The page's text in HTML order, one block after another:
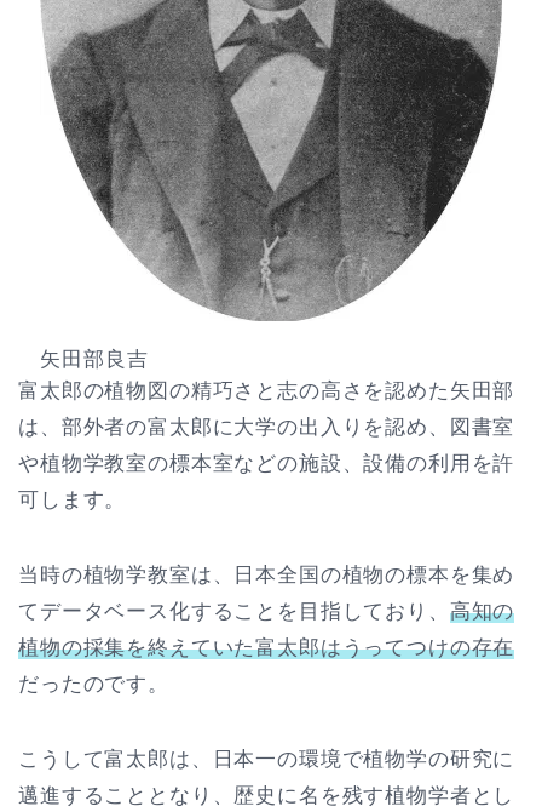
矢田部良吉
富太郎の植物図の精巧さと志の高さを認めた矢田部
は、部外者の富太郎に大学の出入りを認め、図書室
や植物学教室の標本室などの施設、設備の利用を許
可します。
当時の植物学教室は、日本全国の植物の標本を集め
てデータベース化することを目指しており、 高知の
植物の採集を終えていた富太郎はうってつけの存在
だったのです。
こうして富太郎は、日本一の環境で植物学の研究に
邁進することとなり、歴史に名を残す植物学者とし